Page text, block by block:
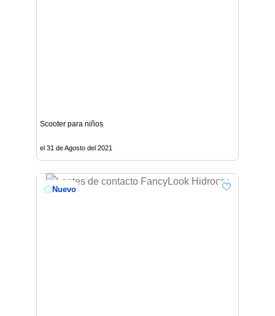
Scooter para niños
el 31 de Agosto del 2021
Nuevo